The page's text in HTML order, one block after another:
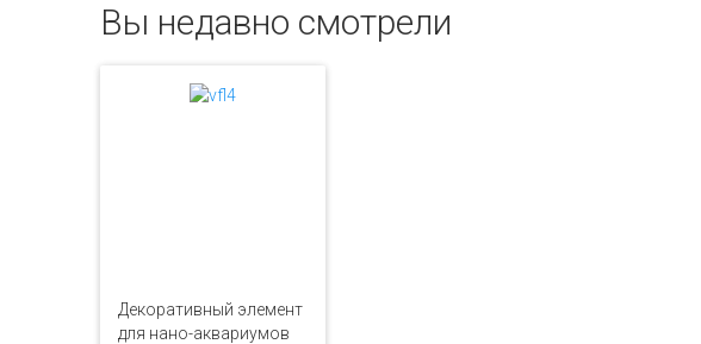
Вы недавно смотрели
Декоративный элемент
для нано-аквариумов